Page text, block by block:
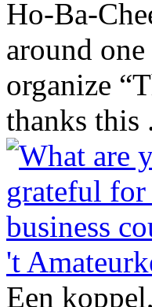
Ho-Ba-
around
organize
thanks this
't
Een